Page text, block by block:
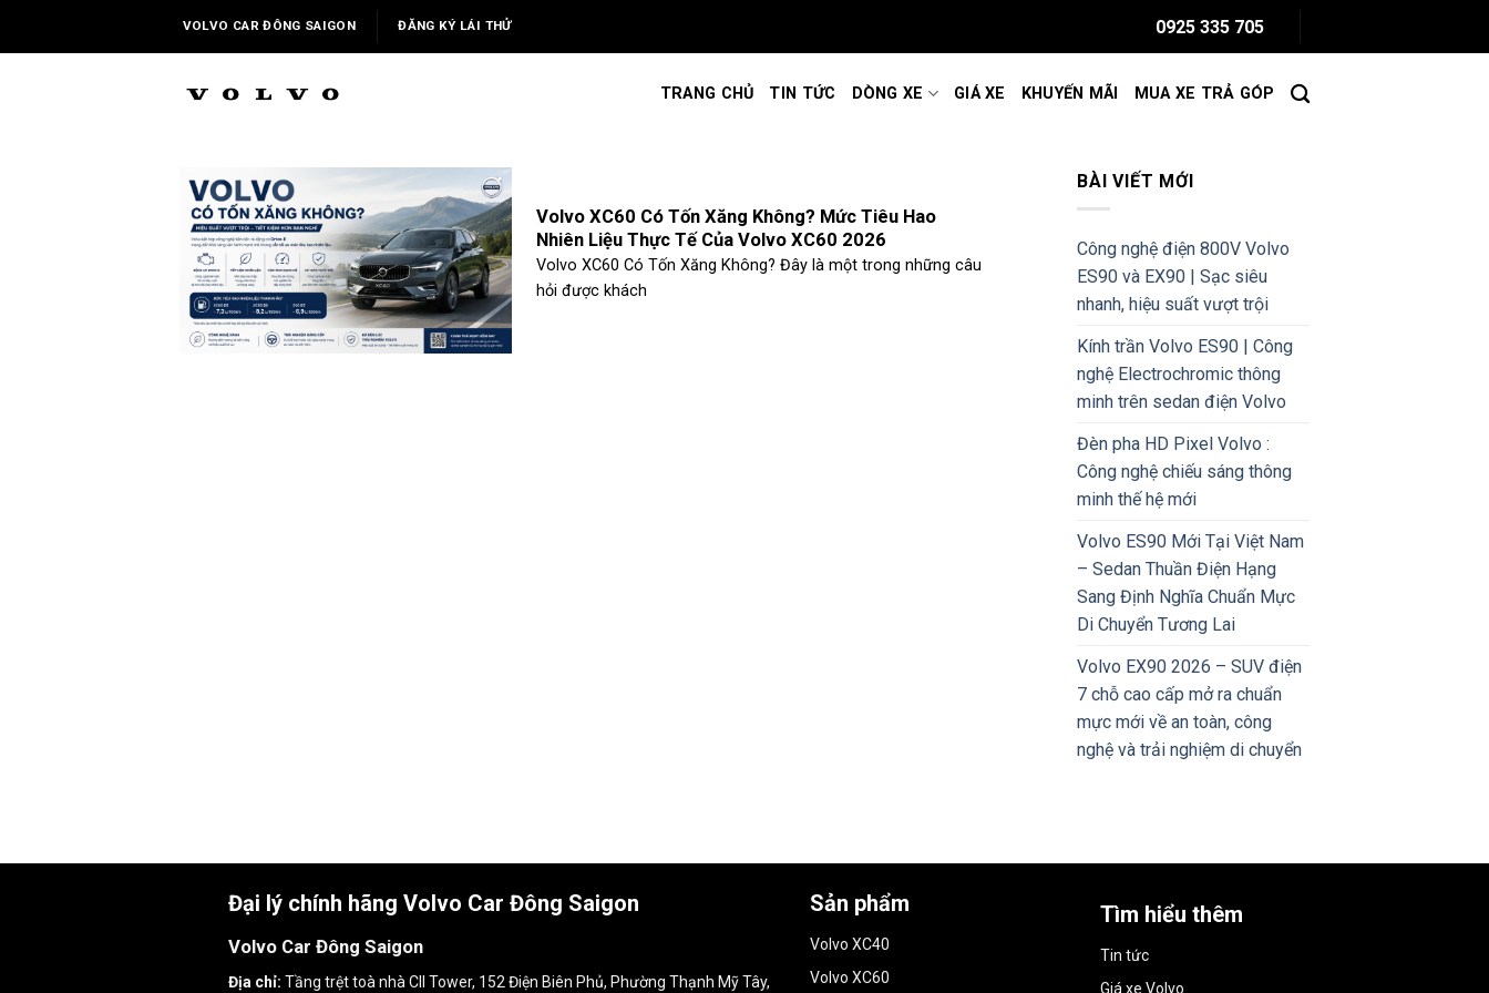
VOLVO CAR ĐÔNG SAIGON ĐĂNG KÝ LÁI THỬ 0925 335 705
TRANG CHỦ TIN TỨC DÒNG XE GIÁ XE KHUYẾN MÃI MUA XE TRẢ GÓP
Volvo XC60 Có Tốn Xăng Không? Mức Tiêu Hao
Nhiên Liệu Thực Tế Của Volvo XC60 2026
Volvo XC60 Có Tốn Xăng Không? Đây là một trong những câu
hỏi được khách
BÀI VIẾT MỚI
Công nghệ điện 800V Volvo
ES90 và EX90 | Sạc siêu
nhanh, hiệu suất vượt trội
Kính trần Volvo ES90 | Công
nghệ Electrochromic thông
minh trên sedan điện Volvo
Đèn pha HD Pixel Volvo :
Công nghệ chiếu sáng thông
minh thế hệ mới
Volvo ES90 Mới Tại Việt Nam
– Sedan Thuần Điện Hạng
Sang Định Nghĩa Chuẩn Mực
Di Chuyển Tương Lai
Volvo EX90 2026 – SUV điện
7 chỗ cao cấp mở ra chuẩn
mực mới về an toàn, công
nghệ và trải nghiệm di chuyển
Đại lý chính hãng Volvo Car Đông Saigon
Volvo Car Đông Saigon
Địa chỉ: Tầng trệt toà nhà CII Tower, 152 Điện Biên Phủ, Phường Thạnh Mỹ Tây,
Sản phẩm
Volvo XC40
Volvo XC60
Tìm hiểu thêm
Tin tức
Giá xe Volvo